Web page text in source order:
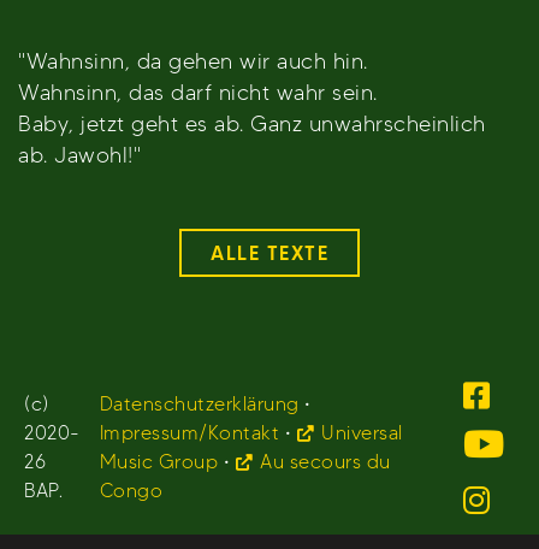
"Wahnsinn, da gehen wir auch hin.
Wahnsinn, das darf nicht wahr sein.
Baby, jetzt geht es ab. Ganz unwahrscheinlich
ab. Jawohl!"
ALLE TEXTE
(c)
2020-
26
BAP.
Datenschutzerklärung •
Impressum/Kontakt •
Universal
Music Group •
Au secours du
Congo